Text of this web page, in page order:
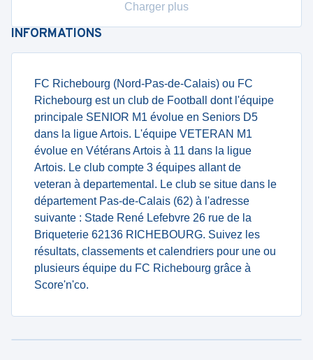
Charger plus
INFORMATIONS
FC Richebourg (Nord-Pas-de-Calais) ou FC
Richebourg est un club de Football dont l'équipe
principale SENIOR M1 évolue en Seniors D5
dans la ligue Artois. L'équipe VETERAN M1
évolue en Vétérans Artois à 11 dans la ligue
Artois. Le club compte 3 équipes allant de
veteran à departemental. Le club se situe dans le
département Pas-de-Calais (62) à l'adresse
suivante : Stade René Lefebvre 26 rue de la
Briqueterie 62136 RICHEBOURG. Suivez les
résultats, classements et calendriers pour une ou
plusieurs équipe du FC Richebourg grâce à
Score'n'co.